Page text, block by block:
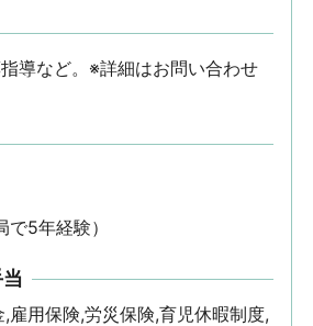
導など。※詳細はお問い合わせ
5年経験）
雇用保険,労災保険,育児休暇制度,